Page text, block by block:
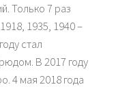
Только 7 раз
1935, 1940 –
стал
В 2017 году
4 мая 2018 года